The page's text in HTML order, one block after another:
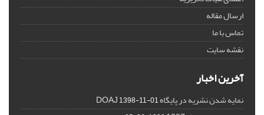
ارسال مقاله
تماس با ما
نقشه سایت
آخرین اخبار
نمایه شدن نشریه در پایگاه DOAJ1398-11-01